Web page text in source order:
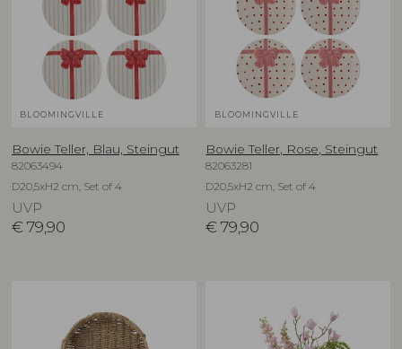
BLOOMINGVILLE
Bowie Teller, Blau, Steingut
82063494
D20,5xH2 cm, Set of 4
UVP
€ 79,90
BLOOMINGVILLE
Bowie Teller, Rose, Steingut
82063281
D20,5xH2 cm, Set of 4
UVP
€ 79,90